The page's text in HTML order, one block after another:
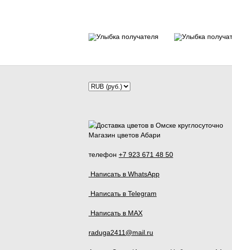
Магазин цветов Абари
телефон +7 923 671 48 50
Написать в WhatsApp
Написать в Telegram
Написать в MAX
raduga2411@mail.ru